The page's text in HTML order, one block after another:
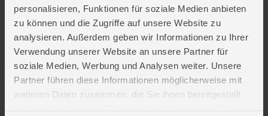
personalisieren, Funktionen für soziale Medien anbieten
zu können und die Zugriffe auf unsere Website zu
analysieren. Außerdem geben wir Informationen zu Ihrer
Verwendung unserer Website an unsere Partner für
soziale Medien, Werbung und Analysen weiter. Unsere
Partner führen diese Informationen möglicherweise mit
weiteren Daten zusammen, die Sie ihnen bereitgestellt